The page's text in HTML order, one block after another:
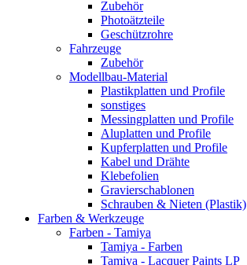
Zubehör
Photoätzteile
Geschützrohre
Fahrzeuge
Zubehör
Modellbau-Material
Plastikplatten und Profile
sonstiges
Messingplatten und Profile
Aluplatten und Profile
Kupferplatten und Profile
Kabel und Drähte
Klebefolien
Gravierschablonen
Schrauben & Nieten (Plastik)
Farben & Werkzeuge
Farben - Tamiya
Tamiya - Farben
Tamiya - Lacquer Paints LP